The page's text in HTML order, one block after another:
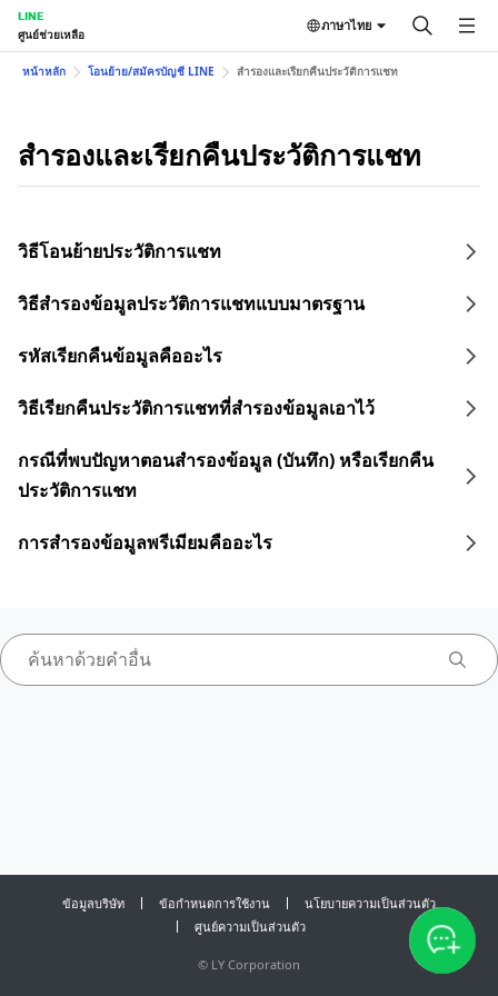
LINE
ศูนย์ช่วยเหลือ
ภาษาไทย
หน้าหลัก โอนย้าย/สมัครบัญชี LINE สำรองและเรียกคืนประวัติการแชท
สำรองและเรียกคืนประวัติการแชท
วิธีโอนย้ายประวัติการแชท
วิธีสำรองข้อมูลประวัติการแชทแบบมาตรฐาน
รหัสเรียกคืนข้อมูลคืออะไร
วิธีเรียกคืนประวัติการแชทที่สำรองข้อมูลเอาไว้
กรณีที่พบปัญหาตอนสำรองข้อมูล (บันทึก) หรือเรียกคืน
ประวัติการแชท
การสำรองข้อมูลพรีเมียมคืออะไร
ข้อมูลบริษัท ข้อกำหนดการใช้งาน
นโยบายความเป็นส่วนตัว
ศูนย์ความเป็นส่วนตัว
© LY Corporation